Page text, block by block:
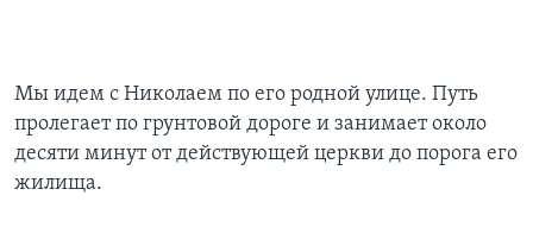
Мы идем с Николаем по его родной улице. Путь
пролегает по грунтовой дороге и занимает около
десяти минут от действующей церкви до порога его
жилища.